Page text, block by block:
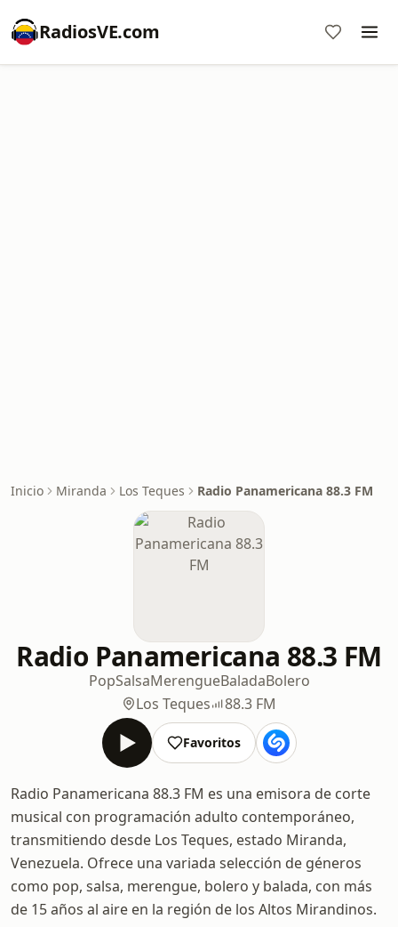
RadiosVE.com
Inicio Miranda Los Teques Radio Panamericana 88.3 FM
Radio Panamericana 88.3 FM
PopSalsaMerengueBaladaBolero
Los Teques
88.3 FM
Favoritos
Radio Panamericana 88.3 FM es una emisora de corte
musical con programación adulto contemporáneo,
transmitiendo desde Los Teques, estado Miranda,
Venezuela. Ofrece una variada selección de géneros
como pop, salsa, merengue, bolero y balada, con más
de 15 años al aire en la región de los Altos Mirandinos.